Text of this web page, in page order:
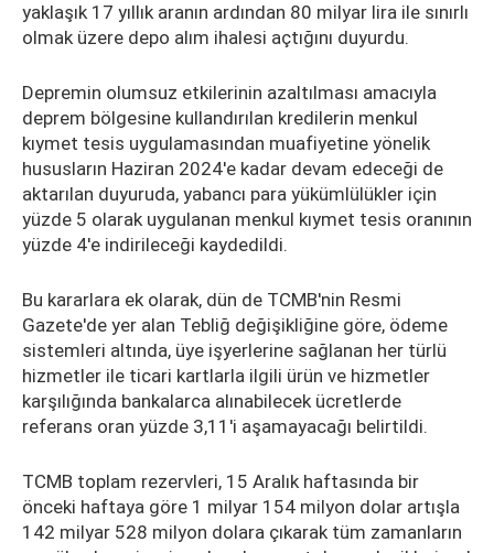
yaklaşık 17 yıllık aranın ardından 80 milyar lira ile sınırlı
olmak üzere depo alım ihalesi açtığını duyurdu.
Depremin olumsuz etkilerinin azaltılması amacıyla
deprem bölgesine kullandırılan kredilerin menkul
kıymet tesis uygulamasından muafiyetine yönelik
hususların Haziran 2024'e kadar devam edeceği de
aktarılan duyuruda, yabancı para yükümlülükler için
yüzde 5 olarak uygulanan menkul kıymet tesis oranının
yüzde 4'e indirileceği kaydedildi.
Bu kararlara ek olarak, dün de TCMB'nin Resmi
Gazete'de yer alan Tebliğ değişikliğine göre, ödeme
sistemleri altında, üye işyerlerine sağlanan her türlü
hizmetler ile ticari kartlarla ilgili ürün ve hizmetler
karşılığında bankalarca alınabilecek ücretlerde
referans oran yüzde 3,11'i aşamayacağı belirtildi.
TCMB toplam rezervleri, 15 Aralık haftasında bir
önceki haftaya göre 1 milyar 154 milyon dolar artışla
142 milyar 528 milyon dolara çıkarak tüm zamanların